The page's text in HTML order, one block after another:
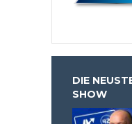
DIE
SHOW